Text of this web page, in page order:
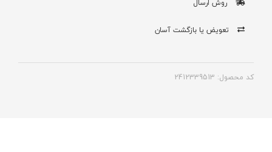
روش ارسال
تعویض یا بازگشت آسان
کد محصول: 2412339513